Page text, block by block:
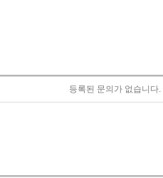
등록된 문의가 없습니다.